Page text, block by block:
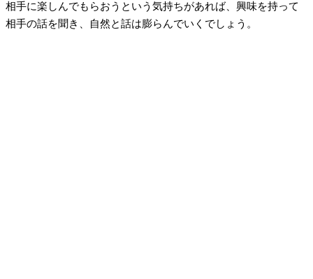
相手に楽しんでもらおうという気持ちがあれば、興味を持って
相手の話を聞き、自然と話は膨らんでいくでしょう。